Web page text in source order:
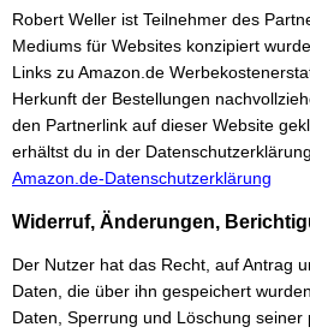
Robert Weller ist Teilnehmer des
Mediums für Websites konzipiert
Links zu Amazon.de
Herkunft der Bestellungen
den Partnerlink auf dieser Website
erhältst du in der
Amazon.de-Datenschutzerklärung
Widerruf, Änderungen,
Der Nutzer hat das Recht, auf Antrag
Daten, die über ihn gespeichert
Daten, Sperrung und Löschung